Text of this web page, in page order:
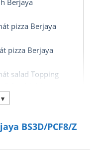
Berjaya
pizza Berjaya
pizza Berjaya
salad Topping
Sandwichdung
▾
BS3D/PCF8/Z